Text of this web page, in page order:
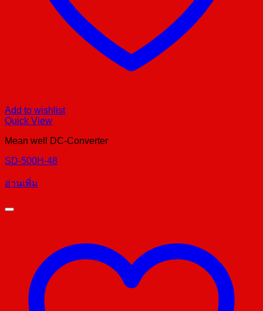
Add to wishlist
Quick View
Mean well DC-Converter
SD-500H-48
อ่านเพิ่ม